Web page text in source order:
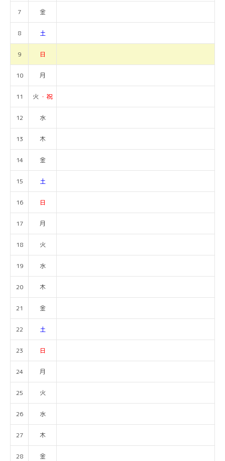
7 金
8 土
9 日
10 月
11 火 ・祝
12 水
13 木
14 金
15 土
16 日
17 月
18 火
19 水
20 木
21 金
22 土
23 日
24 月
25 火
26 水
27 木
28 金